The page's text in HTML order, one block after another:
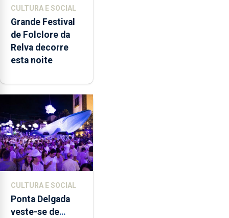
CULTURA E SOCIAL
Grande Festival
de Folclore da
Relva decorre
esta noite
CULTURA E SOCIAL
Ponta Delgada
veste-se de